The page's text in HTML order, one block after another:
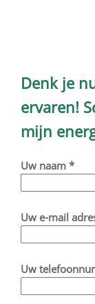
Denk je
ervaren!
mijn
Uw naam *
Uw e-mail
Uw